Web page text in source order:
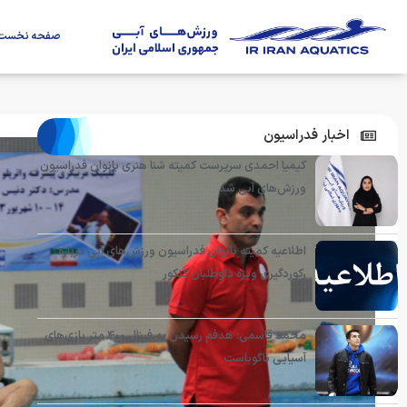
صفحه
اخبار فدراسیون
کیمیا احمدی سرپرست کمیته شنا هنری بانوان فدراسیون
ورزش‌های آبی شد
اطلاعیه کمیته بانوان فدراسیون ورزش‌های آبی درباره
رکوردگیری ویژه داوطلبان کنکور
محمد قاسمی: هدفم رسیدن به فینال ۴۰۰ متر بازی‌های
آسیایی ناگویاست